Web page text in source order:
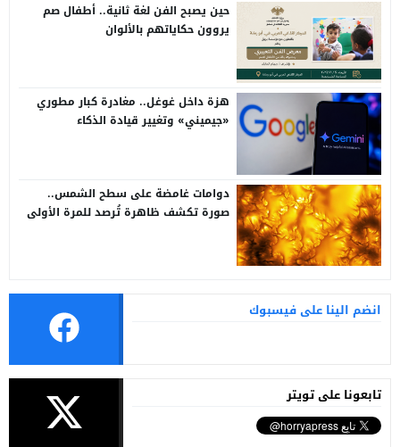
حين يصبح الفن لغة ثانية.. أطفال صم
يروون حكاياتهم بالألوان
هزة داخل غوغل.. مغادرة كبار مطوري
«جيميني» وتغيير قيادة الذكاء
دوامات غامضة على سطح الشمس..
صورة تكشف ظاهرة تُرصد للمرة الأولى
انضم الينا على فيسبوك
تابعونا على تويتر